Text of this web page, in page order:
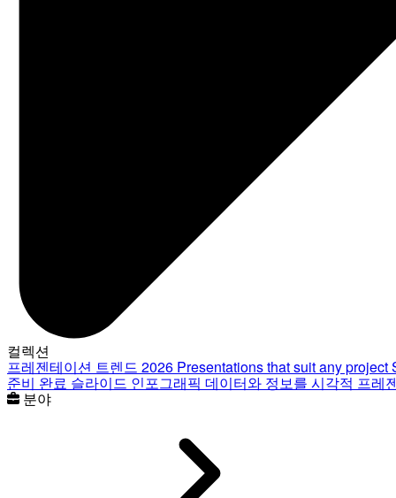
컬렉션
프레젠테이션 트렌드 2026 Presentations that suit any project
준비 완료 슬라이드 인포그래픽 데이터와 정보를 시각적 프레
분야